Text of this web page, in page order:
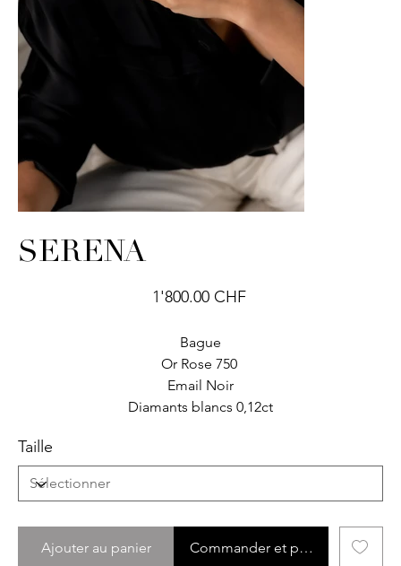
SERENA
Prix
1'800.00 CHF
Bague
Or Rose 750
Email Noir
Diamants blancs 0,12ct
Taille
Ajouter au panier Commander et payer